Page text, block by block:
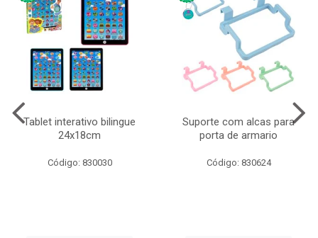
Tablet interativo bilingue
24x18cm
Código: 830030
Suporte com alcas para
porta de armario
Código: 830624